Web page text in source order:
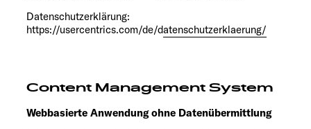
Datenschutzerklärung:
https://usercentrics.com/de/datenschutzerklaerung/
Content Management System
Webbasierte Anwendung ohne Datenübermittlung